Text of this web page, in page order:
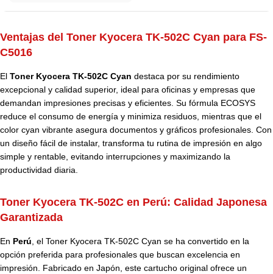
Ventajas del Toner Kyocera TK-502C Cyan para FS-
C5016
El Toner Kyocera TK-502C Cyan destaca por su rendimiento
excepcional y calidad superior, ideal para oficinas y empresas que
demandan impresiones precisas y eficientes. Su fórmula ECOSYS
reduce el consumo de energía y minimiza residuos, mientras que el
color cyan vibrante asegura documentos y gráficos profesionales. Con
un diseño fácil de instalar, transforma tu rutina de impresión en algo
simple y rentable, evitando interrupciones y maximizando la
productividad diaria.
Toner Kyocera TK-502C en Perú: Calidad Japonesa
Garantizada
En Perú, el Toner Kyocera TK-502C Cyan se ha convertido en la
opción preferida para profesionales que buscan excelencia en
impresión. Fabricado en Japón, este cartucho original ofrece un